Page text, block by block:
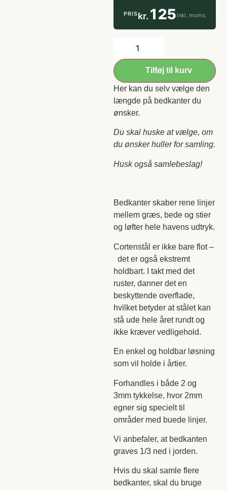
Her kan du selv vælge den
længde på bedkanter du
ønsker.
Du skal huske at vælge, om
du ønsker huller for samling.
Husk også samlebeslag!
Bedkanter skaber rene linjer
mellem græs, bede og stier
og løfter hele havens udtryk.
Cortenstål er ikke bare flot –
det er også ekstremt
holdbart. I takt med det
ruster, danner det en
beskyttende overflade,
hvilket betyder at stålet kan
stå ude hele året rundt og
ikke kræver vedligehold.
En enkel og holdbar løsning
som vil holde i årtier.
Forhandles i både 2 og
3mm tykkelse, hvor 2mm
egner sig specielt til
områder med buede linjer.
Vi anbefaler, at bedkanten
graves 1/3 ned i jorden.
Hvis du skal samle flere
bedkanter, skal du bruge
PRISkr. 125 Inkl. moms
Tilføj til kurv